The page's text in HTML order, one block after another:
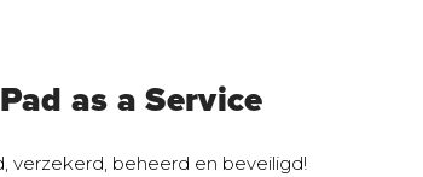
as a Service
verzekerd, beheerd en beveiligd!